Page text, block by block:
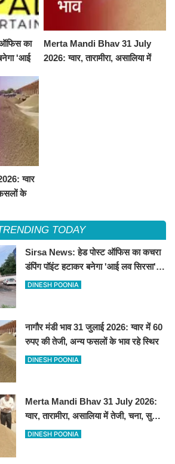
का
'आई
Merta Mandi Bhav 31 July
2026: ग्वार, तारामीरा, असालिया में
ग्वार
के
TODAY
Sirsa News: हेड पोस्ट ऑफिस का कचरा
डंपिंग पॉइंट हटाकर बनेगा 'आई लव सिरसा'
सेल्फी पॉइंट
DINESH POONIA
नागौर मंडी भाव 31 जुलाई 2026: ग्वार में 60
रुपए की तेजी, अन्य फसलों के भाव रहे स्थिर
DINESH POONIA
Merta Mandi Bhav 31 July 2026:
ग्वार, तारामीरा, असालिया में तेजी, चना, सुवा,
रायड़ा मंदे बिके
DINESH POONIA